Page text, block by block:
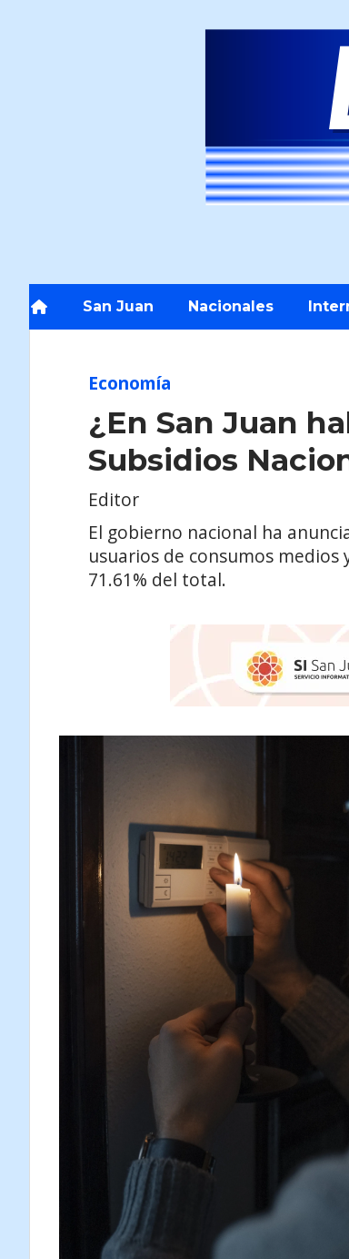
San Juan Nacionales
¿En San Juan
Subsidios
El gobierno nacional ha
usuarios de consumos medios
71.61% del total.
Economía
Editor